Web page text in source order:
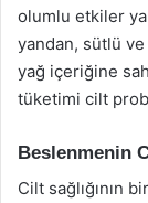
olumlu etkiler
yandan, sütlü
yağ içeriğine
tüketimi cilt
Beslenmenin
Cilt sağlığının